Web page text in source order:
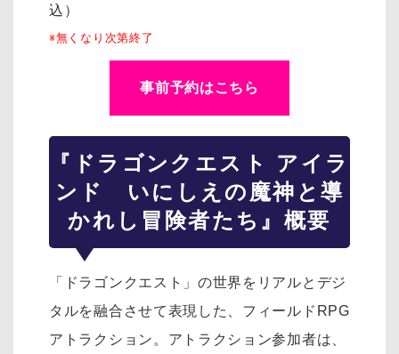
込）
※無くなり次第終了
事前予約はこちら
『ドラゴンクエスト アイラ
ンド いにしえの魔神と導
かれし冒険者たち』概要
「ドラゴンクエスト」の世界をリアルとデジ
タルを融合させて表現した、フィールドRPG
アトラクション。アトラクション参加者は、